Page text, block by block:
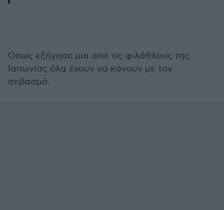
Όπως εξήγησε μια από τις φιλάθλους της
Ιαπωνίας όλα έχουν να κάνουν με τον
σεβασμό.